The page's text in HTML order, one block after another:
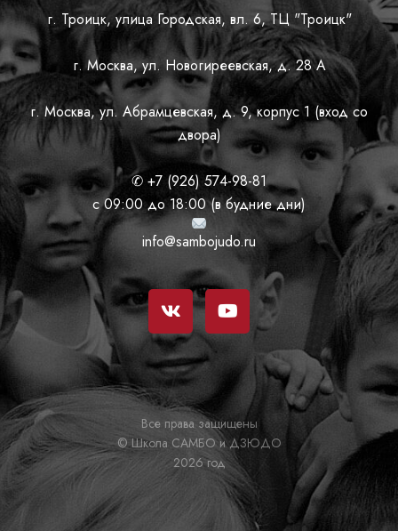
г. Троицк, улица Городская, вл. 6, ТЦ "Троицк"
г. Москва, ул. Новогиреевская, д. 28 А
г. Москва, ул. Абрамцевская, д. 9, корпус 1 (вход со
двора)
✆ +7 (926) 574-98-81
с 09:00 до 18:00 (в будние дни)
info@sambojudo.ru
Все права защищены
© Школа САМБО и ДЗЮДО
2026 год